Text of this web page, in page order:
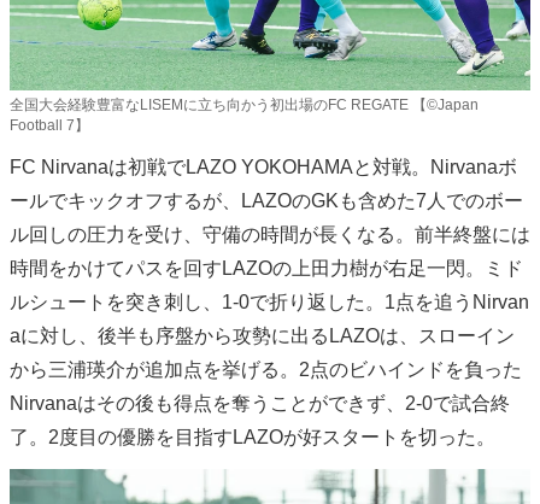
全国大会経験豊富なLISEMに立ち向かう初出場のFC REGATE 【©️Japan
Football 7】
FC Nirvanaは初戦でLAZO YOKOHAMAと対戦。Nirvanaボ
ールでキックオフするが、LAZOのGKも含めた7人でのボー
ル回しの圧力を受け、守備の時間が長くなる。前半終盤には
時間をかけてパスを回すLAZOの上田力樹が右足一閃。ミド
ルシュートを突き刺し、1-0で折り返した。1点を追うNirvan
aに対し、後半も序盤から攻勢に出るLAZOは、スローイン
から三浦瑛介が追加点を挙げる。2点のビハインドを負った
Nirvanaはその後も得点を奪うことができず、2-0で試合終
了。2度目の優勝を目指すLAZOが好スタートを切った。